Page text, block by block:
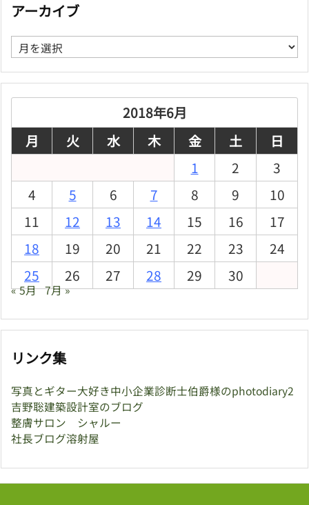
アーカイブ
ア
ー
カ
2018年6月
月
火 水 木 金 土
日
1
2
3
4
5 6 7 8 9
10
11
12 13 14 15 16
17
18
19 20 21 22 23
24
25
26 27 28 29 30
« 5月 7月 »
リンク集
写真とギター大好き中小企業診断士伯爵様のphotodiary2
吉野聡建築設計室のブログ
整膚サロン シャルー
社長ブログ溶射屋